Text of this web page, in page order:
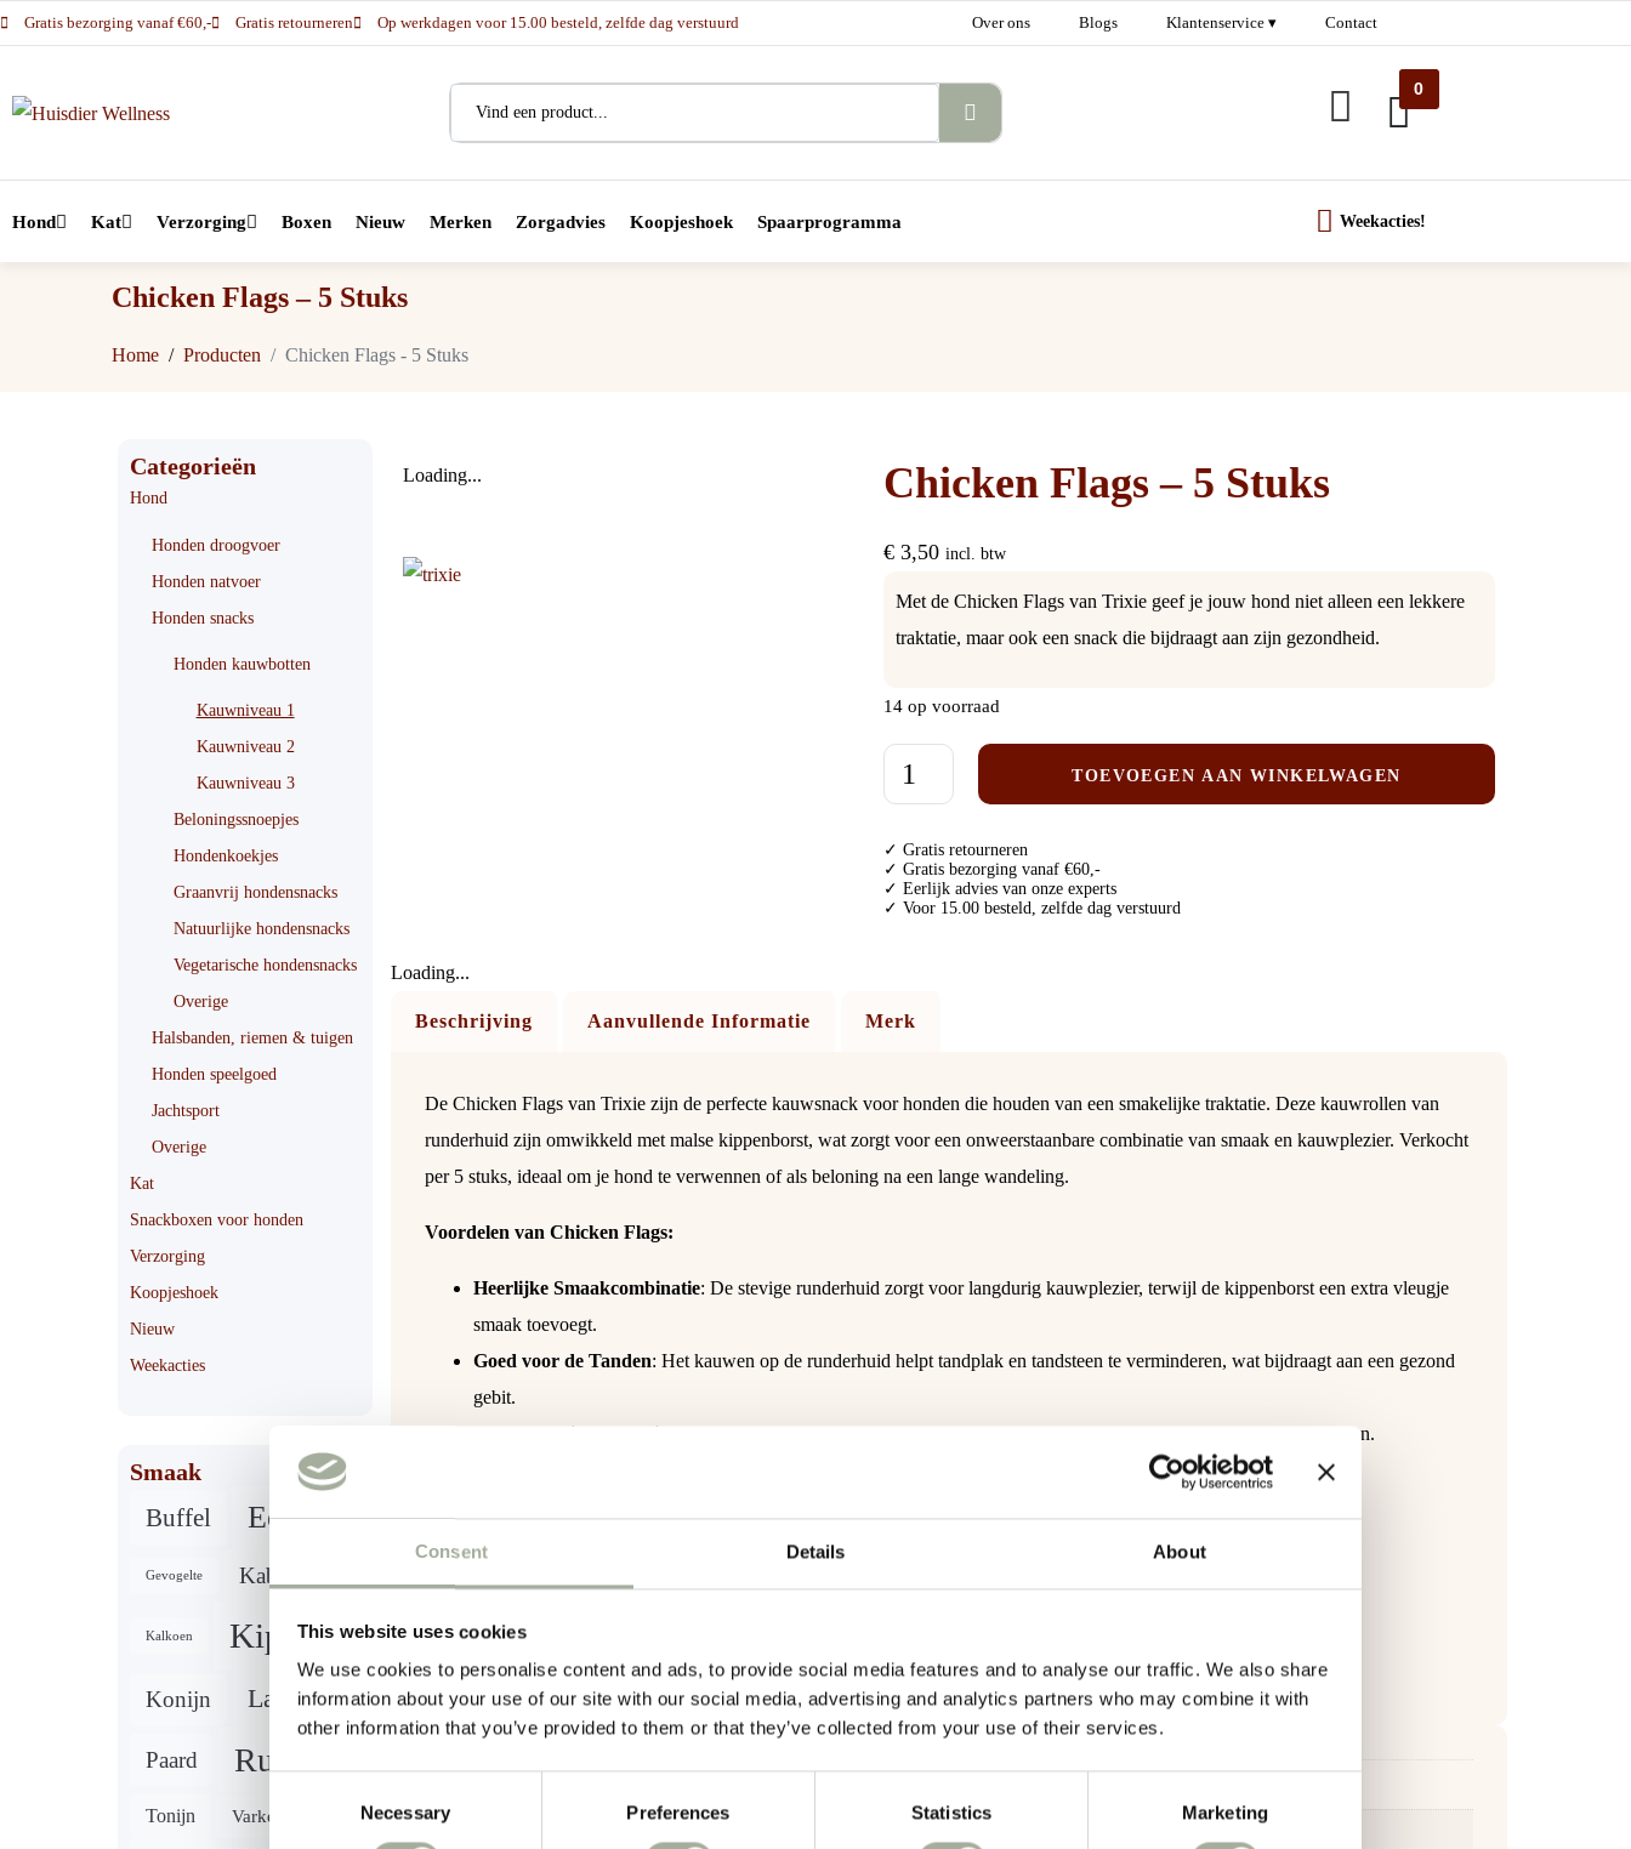
Consent Details About
This website uses cookies
We use cookies to personalise content and ads, to provide social media features and to analyse our traffic. We also share
information about your use of our site with our social media, advertising and analytics partners who may combine it with
other information that you’ve provided to them or that they’ve collected from your use of their services.
Selection
Necessary Preferences Statistics Marketing
Gratis bezorging vanaf €60,- Gratis retourneren Op werkdagen voor 15.00 besteld, zelfde dag verstuurd Over ons Blogs Klantenservice ▾ Contact
0
Hond Kat Verzorging Boxen Nieuw Merken Zorgadvies Koopjeshoek Spaarprogramma Weekacties!
Chicken Flags – 5 Stuks
Home Producten Chicken Flags - 5 Stuks
Categorieën
Hond
Honden droogvoer
Honden natvoer
Honden snacks
Honden kauwbotten
Kauwniveau 1
Kauwniveau 2
Kauwniveau 3
Beloningssnoepjes
Hondenkoekjes
Graanvrij hondensnacks
Natuurlijke hondensnacks
Vegetarische hondensnacks
Overige
Halsbanden, riemen & tuigen
Honden speelgoed
Jachtsport
Overige
Kat
Snackboxen voor honden
Verzorging
Koopjeshoek
Nieuw
Weekacties
Smaak
Buffel Eend
Gevogelte Kabeljauw
Kalkoen Kip
Konijn Lam
Paard Rund
Tonijn Varken
Loading... Chicken Flags – 5 Stuks
€3,50 incl. btw
Met de Chicken Flags van Trixie geef je jouw hond niet alleen een lekkere
traktatie, maar ook een snack die bijdraagt aan zijn gezondheid.
14 op voorraad
TOEVOEGEN AAN WINKELWAGEN
✓ Gratis retourneren
✓ Gratis bezorging vanaf €60,-
✓ Eerlijk advies van onze experts
✓ Voor 15.00 besteld, zelfde dag verstuurd
Loading...
Beschrijving Aanvullende Informatie Merk
De Chicken Flags van Trixie zijn de perfecte kauwsnack voor honden die houden van een smakelijke traktatie. Deze kauwrollen van
runderhuid zijn omwikkeld met malse kippenborst, wat zorgt voor een onweerstaanbare combinatie van smaak en kauwplezier. Verkocht
per 5 stuks, ideaal om je hond te verwennen of als beloning na een lange wandeling.
Voordelen van Chicken Flags:
Heerlijke Smaakcombinatie: De stevige runderhuid zorgt voor langdurig kauwplezier, terwijl de kippenborst een extra vleugje
smaak toevoegt.
Goed voor de Tanden: Het kauwen op de runderhuid helpt tandplak en tandsteen te verminderen, wat bijdraagt aan een gezond
gebit.
Hoogwaardige Ingrediënten
: Gemaakt van natuurlijke runderhuid en kippenborst zonder kunstmatige toevoegingen.
: Een smakelijke snack die honden van alle rassen en maten weten te waarderen.
Samenstelling: